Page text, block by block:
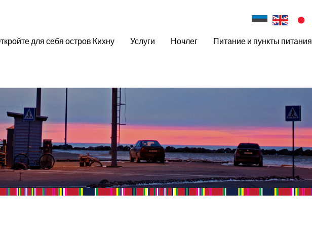
для себя остров Кихну Услуги Ночлег Питание и пункты питания